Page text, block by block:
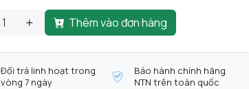
Thêm vào đơn hàng
Đổi trả linh hoạt trong
vòng 7 ngày
Bảo hành chính hãng
NTN trên toàn quốc